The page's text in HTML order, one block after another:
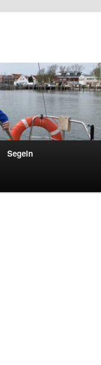
Segeln